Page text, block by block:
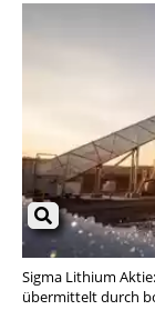
Sigma Lithium
übermittelt durch